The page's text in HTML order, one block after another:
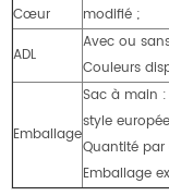
Cœur
modifié ;
ADL
Avec ou
Couleurs
Emballage
Sac à main
style
Quantité
Emballage